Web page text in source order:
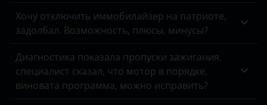
Great Wall
Hawtai
Honda
GLK-класс
GLS-класс
M-класс
R-класс
Хочу отключить иммобилайзер на патриоте,
задолбал. Возможность, плюсы, минусы?
Диагностика показала пропуски зажигания,
специалист сказал, что мотор в порядке,
виновата программа, можно исправить?